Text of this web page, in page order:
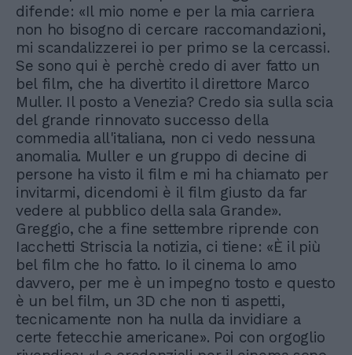
difende: «Il mio nome e per la mia carriera
non ho bisogno di cercare raccomandazioni,
mi scandalizzerei io per primo se la cercassi.
Se sono qui è perchè credo di aver fatto un
bel film, che ha divertito il direttore Marco
Muller. Il posto a Venezia? Credo sia sulla scia
del grande rinnovato successo della
commedia all'italiana, non ci vedo nessuna
anomalia. Muller e un gruppo di decine di
persone ha visto il film e mi ha chiamato per
invitarmi, dicendomi è il film giusto da far
vedere al pubblico della sala Grande».
Greggio, che a fine settembre riprende con
Iacchetti Striscia la notizia, ci tiene: «È il più
bel film che ho fatto. Io il cinema lo amo
davvero, per me è un impegno tosto e questo
è un bel film, un 3D che non ti aspetti,
tecnicamente non ha nulla da invidiare a
certe fetecchie americane». Poi con orgoglio